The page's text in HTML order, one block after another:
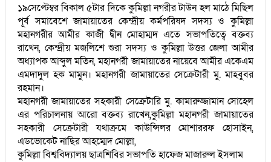
১৯সেপ্টেম্বর বিকাল ৫টার দিকে কুমিল্লা নগরীর টাউন হল মাঠে মিছিল
পূর্ব সমাবেশে জামায়াতের কেন্দ্রীয় কর্মপরিষদ সদস্য ও কুমিল্লা
মহানগরীর আমীর কাজী দ্বীন মোহাম্মদ এতে সভাপতিত্বে বক্তব্য
রাখেন, কেন্দ্রীয় মজলিশে শুরা সদস্য ও কুমিল্লা উত্তর জেলা আমীর
অধ্যাপক আব্দুল মতিন, মহানগরী জামায়াতের নায়েবে আমীর একেএম
এমদাদুল হক মামুন। মহানগরী জামায়াতের সেক্রেটারী মু. মাহবুবর
রহমান।
মহানগরী জামায়াতের সহকারী সেক্রেটারি মু. কামারুজ্জামান সোহেল
এর পরিচালনায় আরো বক্তব্য রাখেন,কুমিল্লা মহানগরী জামায়াতের
সহকারী সেক্রেটারী যথাক্রমে কাউন্সিলর মোশাররফ হোসাইন,
এডভোকেট নাছির আহম্মেদ মোল্লা,
কুমিল্লা বিশ্ববিদ্যালয় ছাত্রশিবির সভাপতি হাফেজ মাজারুল ইসলাম